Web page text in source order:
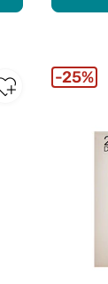
25%